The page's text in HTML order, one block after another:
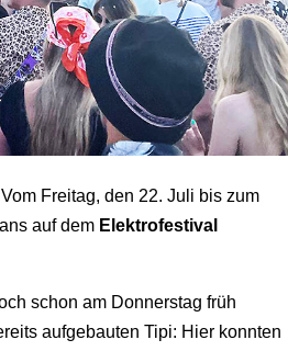
Freitag, den 22. Juli bis zum
auf dem Elektrofestival
schon am Donnerstag früh
aufgebauten Tipi: Hier konnten